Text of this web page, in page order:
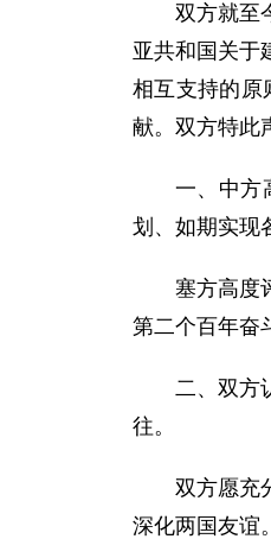
双方就至
亚共和国关于
相互支持的原
献。双方特此
一、中方
划、如期实现
塞方高度
第二个百年奋
二、双方
往。
双方愿充
深化两国友谊。